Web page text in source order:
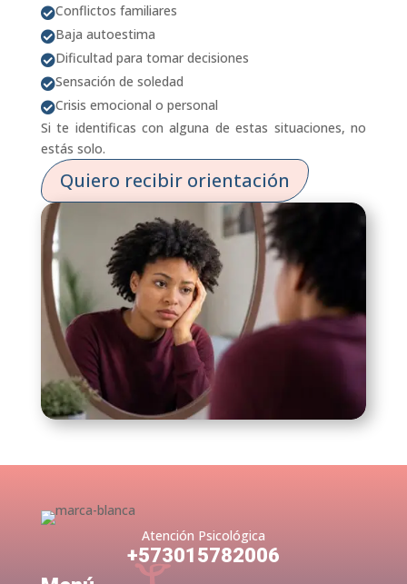
Conflictos familiares
Baja autoestima
Dificultad para tomar decisiones
Sensación de soledad
Crisis emocional o personal
Si te identificas con alguna de estas situaciones, no
estás solo.
Quiero recibir orientación
Atención Psicológica
+573015782006